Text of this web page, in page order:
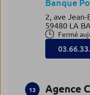
Banque
2, ave Jean-
59480 LA
Fermé
13 Agence